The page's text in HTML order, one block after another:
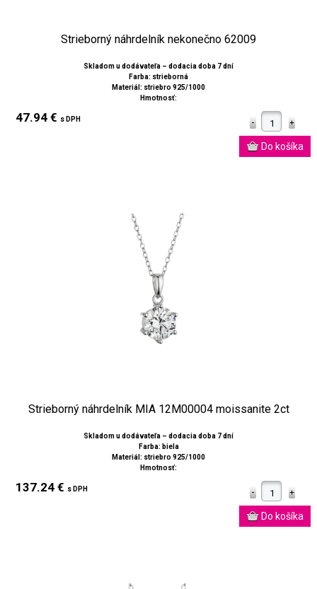
Strieborný náhrdelník nekonečno 62009
Skladom u dodávateľa – dodacia doba 7 dní
Farba: strieborná
Materiál: striebro 925/1000
Hmotnosť:
47.94 € s DPH
Strieborný náhrdelník MIA 12M00004 moissanite 2ct
Skladom u dodávateľa – dodacia doba 7 dní
Farba: biela
Materiál: striebro 925/1000
Hmotnosť:
137.24 € s DPH